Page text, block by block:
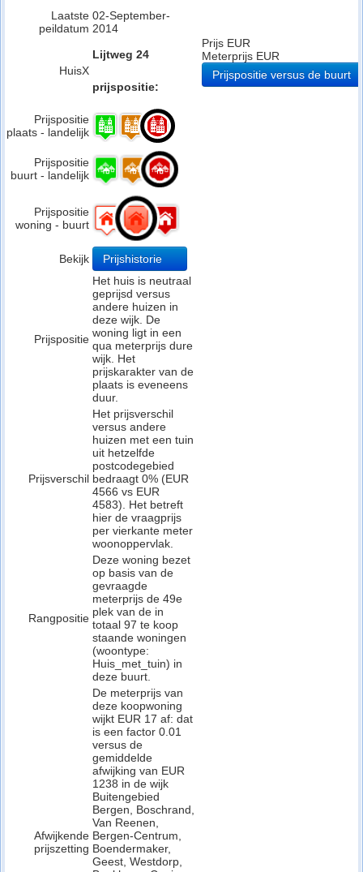
Laatste
peildatum
02-September-
2014
HuisX
Lijtweg 24
prijspositie:
Prijspositie
plaats - landelijk
Prijspositie
buurt - landelijk
Prijspositie
woning - buurt
Bekijk Prijshistorie
Prijspositie
Het huis is neutraal
geprijsd versus
andere huizen in
deze wijk. De
woning ligt in een
qua meterprijs dure
wijk. Het
prijskarakter van de
plaats is eveneens
duur.
Prijsverschil
Het prijsverschil
versus andere
huizen met een tuin
uit hetzelfde
postcodegebied
bedraagt 0% (EUR
4566 vs EUR
4583). Het betreft
hier de vraagprijs
per vierkante meter
woonoppervlak.
Rangpositie
Deze woning bezet
op basis van de
gevraagde
meterprijs de 49e
plek van de in
totaal 97 te koop
staande woningen
(woontype:
Huis_met_tuin) in
deze buurt.
Afwijkende
prijszetting
De meterprijs van
deze koopwoning
wijkt EUR 17 af: dat
is een factor 0.01
versus de
gemiddelde
afwijking van EUR
1238 in de wijk
Buitengebied
Bergen, Boschrand,
Van Reenen,
Bergen-Centrum,
Boendermaker,
Geest, Westdorp,
Prijs EUR
Meterprijs EUR
Prijspositie versus de buurt